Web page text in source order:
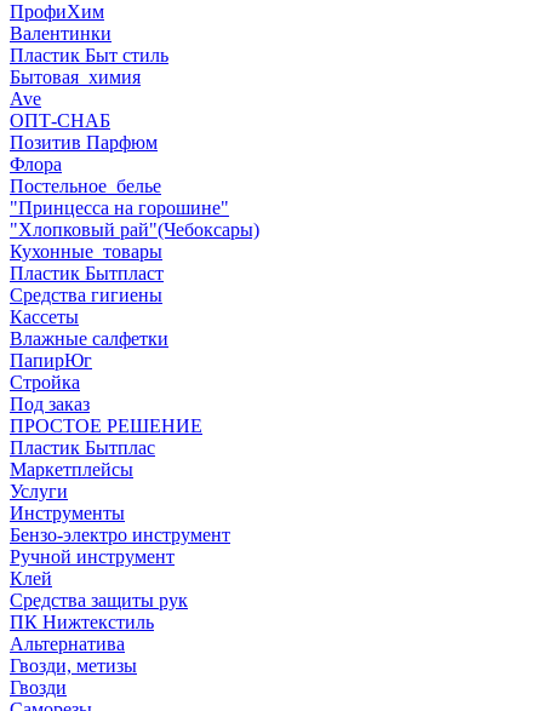
ПрофиХим
Валентинки
Пластик Быт стиль
Бытовая_химия
Ave
ОПТ-СНАБ
Позитив Парфюм
Флора
Постельное_белье
"Принцесса на горошине"
"Хлопковый рай"(Чебоксары)
Кухонные_товары
Пластик Бытпласт
Средства гигиены
Кассеты
Влажные салфетки
ПапирЮг
Стройка
Под заказ
ПРОСТОЕ РЕШЕНИЕ
Пластик Бытплас
Маркетплейсы
Услуги
Инструменты
Бензо-электро инструмент
Ручной инструмент
Клей
Средства защиты рук
ПК Нижтекстиль
Альтернатива
Гвозди, метизы
Гвозди